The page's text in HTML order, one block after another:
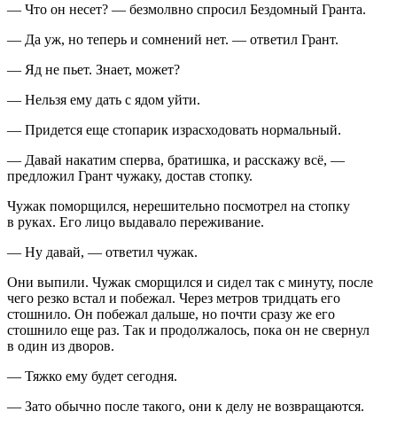
— Что он несет? — безмолвно спросил Бездомный Гранта.
— Да уж, но теперь и сомнений нет. — ответил Грант.
— Яд не пьет. Знает, может?
— Нельзя ему дать с ядом уйти.
— Придется еще стопарик израсходовать нормальный.
— Давай накатим сперва, братишка, и расскажу всё, —
предложил Грант чужаку, достав стопку.
Чужак поморщился, нерешительно посмотрел на стопку
в руках. Его лицо выдавало переживание.
— Ну давай, — ответил чужак.
Они выпили. Чужак сморщился и сидел так с минуту, после
чего резко встал и побежал. Через метров тридцать его
стошнило. Он побежал дальше, но почти сразу же его
стошнило еще раз. Так и продолжалось, пока он не свернул
в один из дворов.
— Тяжко ему будет сегодня.
— Зато обычно после такого, они к делу не возвращаются.